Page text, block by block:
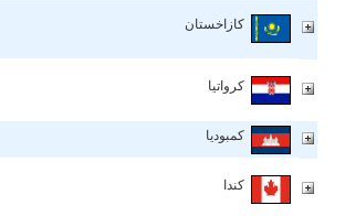
كازاخستان
كرواتيا
كمبوديا
كندا